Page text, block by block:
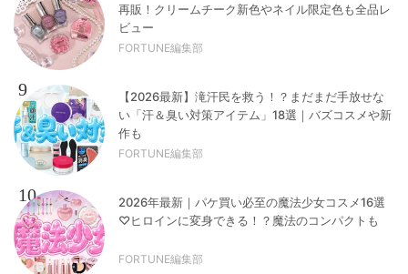
再販！クリームチーク新色やネイル限定色も全品レ
ビュー
FORTUNE編集部
9
【2026最新】滝汗民を救う！？まだまだ手放せな
い「汗＆臭い対策アイテム」18選｜バズコスメや新
作も
FORTUNE編集部
10
2026年最新｜パケ買い必至の魔法少女コスメ16選
♡ヒロインに変身できる！？魔法のコンパクトも
FORTUNE編集部